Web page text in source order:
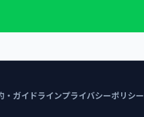
・ガイドラインプライバシーポリシー